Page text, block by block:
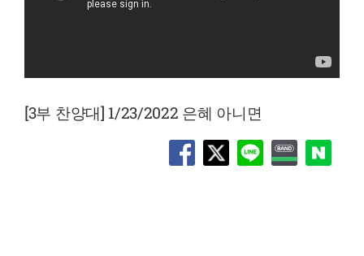
[3부 찬양대] 1/23/2022 은혜 아니면